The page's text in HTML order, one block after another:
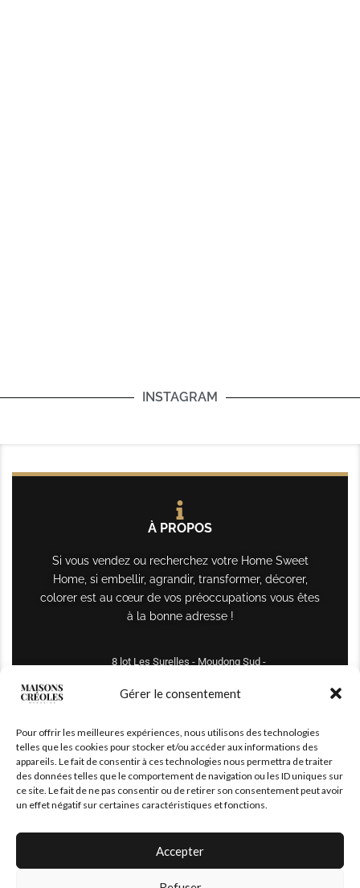
Gérer le consentement
Pour offrir les meilleures expériences, nous utilisons des technologies
telles que les cookies pour stocker et/ou accéder aux informations des
appareils. Le fait de consentir à ces technologies nous permettra de traiter
des données telles que le comportement de navigation ou les ID uniques sur
ce site. Le fait de ne pas consentir ou de retirer son consentement peut avoir
un effet négatif sur certaines caractéristiques et fonctions.
Accepter
INSTAGRAM
À PROPOS
Si vous vendez ou recherchez votre Home Sweet
Home, si embellir, agrandir, transformer, décorer,
colorer est au cœur de vos préoccupations vous êtes
à la bonne adresse !
8 lot Les Surelles - Moudong Sud -
maisonscreoles.immo@gmail.com